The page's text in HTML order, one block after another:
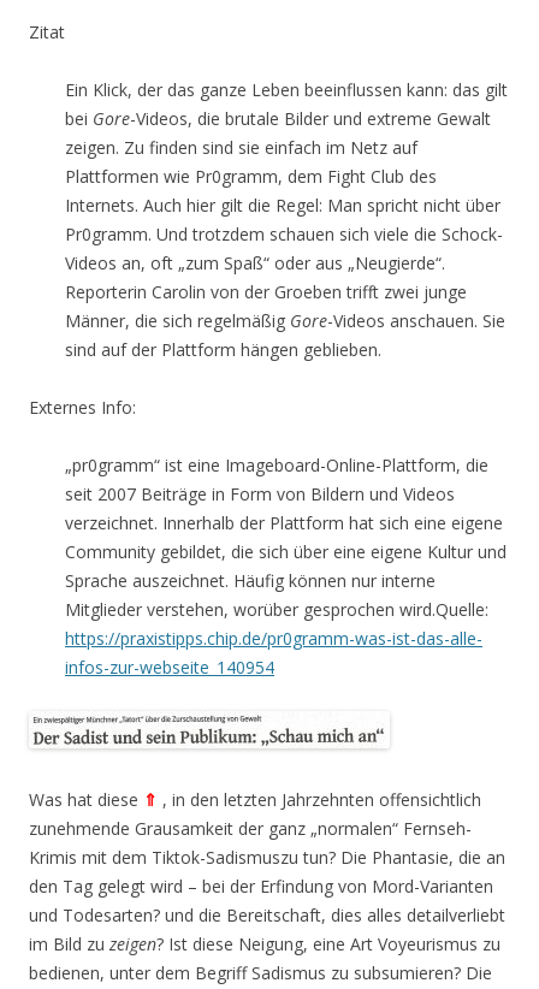
Zitat
Ein Klick, der das ganze Leben beeinflussen kann: das gilt
bei Gore-Videos, die brutale Bilder und extreme Gewalt
zeigen. Zu finden sind sie einfach im Netz auf
Plattformen wie Pr0gramm, dem Fight Club des
Internets. Auch hier gilt die Regel: Man spricht nicht über
Pr0gramm. Und trotzdem schauen sich viele die Schock-
Videos an, oft „zum Spaß“ oder aus „Neugierde“.
Reporterin Carolin von der Groeben trifft zwei junge
Männer, die sich regelmäßig Gore-Videos anschauen. Sie
sind auf der Plattform hängen geblieben.
Externes Info:
„pr0gramm“ ist eine Imageboard-Online-Plattform, die
seit 2007 Beiträge in Form von Bildern und Videos
verzeichnet. Innerhalb der Plattform hat sich eine eigene
Community gebildet, die sich über eine eigene Kultur und
Sprache auszeichnet. Häufig können nur interne
Mitglieder verstehen, worüber gesprochen wird.Quelle:
https://praxistipps.chip.de/pr0gramm-was-ist-das-alle-
infos-zur-webseite_140954
Was hat diese ⇑ , in den letzten Jahrzehnten offensichtlich
zunehmende Grausamkeit der ganz „normalen“ Fernseh-
Krimis mit dem Tiktok-Sadismuszu tun? Die Phantasie, die an
den Tag gelegt wird – bei der Erfindung von Mord-Varianten
und Todesarten? und die Bereitschaft, dies alles detailverliebt
im Bild zu zeigen? Ist diese Neigung, eine Art Voyeurismus zu
bedienen, unter dem Begriff Sadismus zu subsumieren? Die